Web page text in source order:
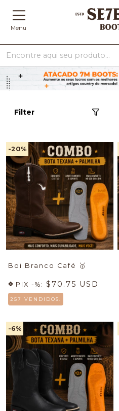
Menu
Filter
-20%
Boi Branco Café 🥇
PIX -%: $70.75 USD
257 VENDIDOS.
-6%